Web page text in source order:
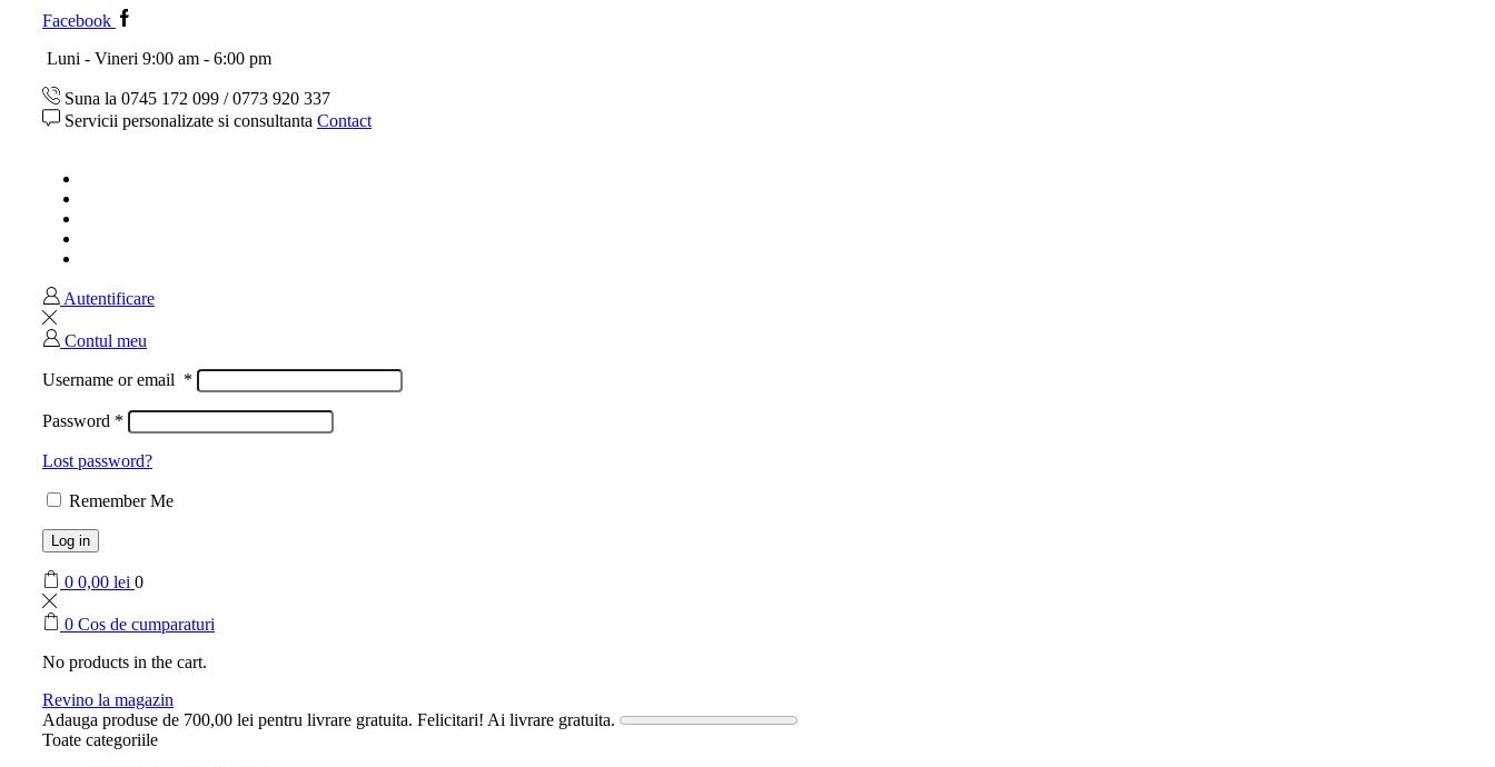
Facebook
Luni - Vineri 9:00 am - 6:00 pm
Suna la 0745 172 099 / 0773 920 337
Servicii personalizate si consultanta Contact
Autentificare
Contul meu
Username or email *
Password *
Lost password?
Remember Me
Log in
0 0,00 lei 0
0 Cos de cumparaturi
No products in the cart.
Revino la magazin
Adauga produse de 700,00 lei pentru livrare gratuita. Felicitari! Ai livrare gratuita.
Toate categoriile